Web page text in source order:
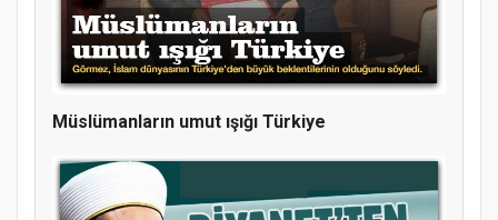
Müslümanların umut ışığı Türkiye